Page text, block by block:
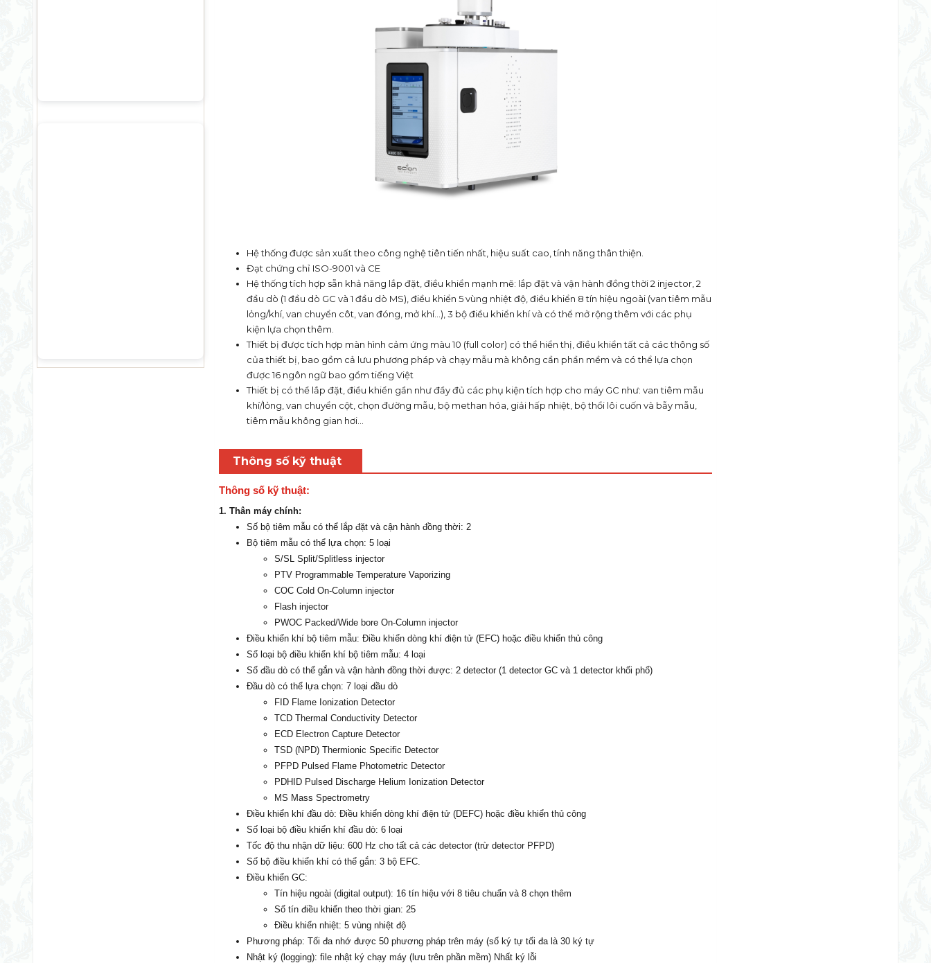
Hệ thống được sản xuất theo công nghệ tiên tiến nhất, hiệu suất cao, tính năng thân thiện.
Đạt chứng chỉ ISO-9001 và CE
Hệ thống tích hợp sẵn khả năng lắp đặt, điều khiển mạnh mẽ: lắp đặt và vận hành đồng thời 2 injector, 2
đầu dò (1 đầu dò GC và 1 đầu dò MS), điều khiển 5 vùng nhiệt độ, điều khiển 8 tín hiệu ngoài (van tiêm mẫu
lỏng/khí, van chuyển côt, van đóng, mở khí…), 3 bộ điều khiển khí và có thể mở rộng thêm với các phụ
kiện lựa chọn thêm.
Thiết bị được tích hợp màn hình cảm ứng màu 10 (full color) có thể hiển thị, điều khiển tất cả các thông số
của thiết bị, bao gồm cả lưu phương pháp và chạy mẫu mà không cần phần mềm và có thể lựa chọn
được 16 ngôn ngữ bao gồm tiếng Việt
Thiết bị có thể lắp đặt, điều khiển gần như đầy đủ các phụ kiện tích hợp cho máy GC như: van tiêm mẫu
khí/lỏng, van chuyển cột, chọn đường mẫu, bộ methan hóa, giải hấp nhiệt, bộ thổi lôi cuốn và bẫy mẫu,
tiêm mẫu không gian hơi…
Thông số kỹ thuật
Thông số kỹ thuật:
1. Thân máy chính:
Số bộ tiêm mẫu có thể lắp đặt và cận hành đồng thời: 2
Bộ tiêm mẫu có thể lựa chọn: 5 loại
S/SL Split/Splitless injector
PTV Programmable Temperature Vaporizing
COC Cold On-Column injector
Flash injector
PWOC Packed/Wide bore On-Column injector
Điều khiển khí bộ tiêm mẫu: Điều khiển dòng khí điện tử (EFC) hoặc điều khiển thủ công
Số loại bộ điều khiển khí bộ tiêm mẫu: 4 loại
Số đầu dò có thể gắn và vận hành đồng thời được: 2 detector (1 detector GC và 1 detector khối phổ)
Đầu dò có thể lựa chọn: 7 loại đầu dò
FID Flame Ionization Detector
TCD Thermal Conductivity Detector
ECD Electron Capture Detector
TSD (NPD) Thermionic Specific Detector
PFPD Pulsed Flame Photometric Detector
PDHID Pulsed Discharge Helium Ionization Detector
MS Mass Spectrometry
Điều khiển khí đầu dò: Điều khiển dòng khí điện tử (DEFC) hoặc điều khiển thủ công
Số loại bộ điều khiển khí đầu dò: 6 loại
Tốc độ thu nhận dữ liệu: 600 Hz cho tất cả các detector (trừ detector PFPD)
Số bộ điều khiển khí có thể gắn: 3 bộ EFC.
Điều khiển GC:
Tín hiệu ngoài (digital output): 16 tín hiệu với 8 tiêu chuẩn và 8 chọn thêm
Số tín điều khiển theo thời gian: 25
Điều khiển nhiệt: 5 vùng nhiệt độ
Phương pháp: Tối đa nhớ được 50 phương pháp trên máy (số ký tự tối đa là 30 ký tự
Nhật ký (logging): file nhật ký chạy máy (lưu trên phần mềm) Nhất ký lỗi